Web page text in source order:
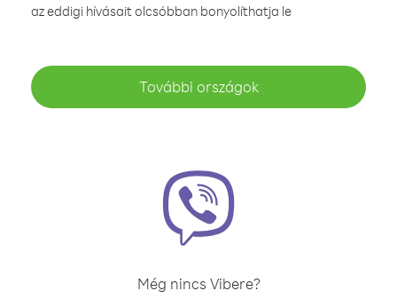
az eddigi hívásait olcsóbban bonyolíthatja le
További országok
Még nincs Vibere?